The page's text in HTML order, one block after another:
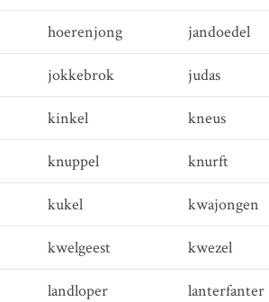
hoerenjong jandoedel
jokkebrok judas
kinkel kneus
knuppel knurft
kukel kwajongen
kwelgeest kwezel
landloper lanterfanter